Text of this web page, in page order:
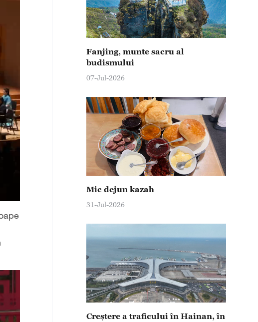
Fanjing, munte sacru al
budismului
07-Jul-2026
Mic dejun kazah
31-Jul-2026
Creștere a traficului în Hainan, în